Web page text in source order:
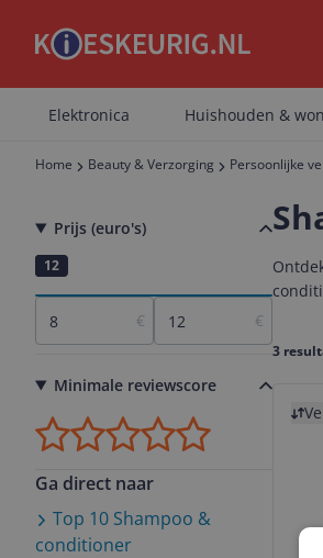
Elektronica Huishouden &
Home Beauty & Verzorging Persoonlijke
Prijs (euro's)
812
€ €
Minimale reviewscore
Ga direct naar
Top 10 Shampoo &
conditioner
3